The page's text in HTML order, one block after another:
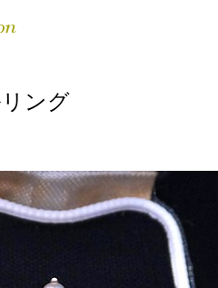
ング